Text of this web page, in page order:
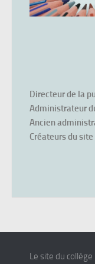
Directeur de la
Administrateur
Ancien
Créateurs du site
Le site du